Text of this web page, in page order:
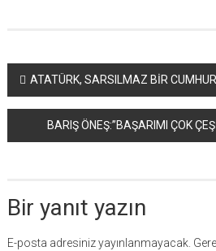
Yazı
dolaşımı
ATATÜRK, SARSILMAZ BİR
BARIŞ ÖNEŞ:”BAŞARIMI ÇOK
Bir yanıt yazın
E-posta adresiniz yayınlanmayacak.